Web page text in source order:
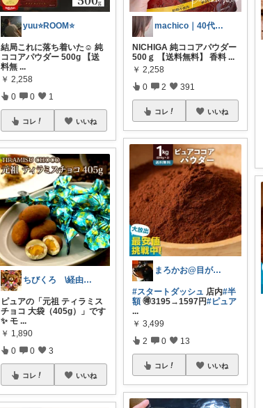
yuu⭐️ROOM⭐️
結局これに落ち着いた☺️ 純
ココアパウダー 500g 【送
料無 ...
￥ 2,258
0 0 1
コレ いいね
ちびくろ \経由購入ありがとうござます/
ピュアの「元祖 ティラミス
チョコ 大袋（405g）」です
✨ モ ...
￥ 1,890
0 0 3
コレ いいね
machico｜40代 転勤族パート主婦
NICHIGA 純ココアパウダー
500ｇ 【送料無料】 香料 ...
￥ 2,258
0 2 391
コレ いいね
まろかお@目が回る〰️毎日
#スタートダッシュ 店内#半
額 🉐3195→1597円#ピュア
...
￥ 3,499
2 0 13
コレ いいね